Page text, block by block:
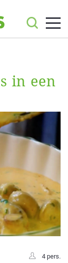
in een
4 pers.